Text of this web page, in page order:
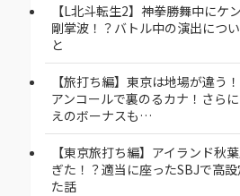
【L北斗転生2】神拳勝舞中にケ
剛掌波！？バトル中の演出につ
と
【旅打ち編】東京は地場が違う
アンコールで裏のるカナ！さら
えのボーナスも…
【東京旅打ち編】アイランド秋
ぎた！？適当に座ったSBJで高
た話